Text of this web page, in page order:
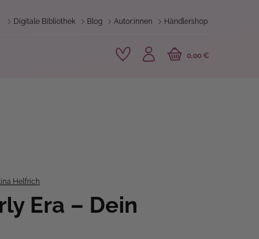
Digitale Bibliothek Blog Autor:innen Händlershop
0,00 €
Helfrich
Era – Dein